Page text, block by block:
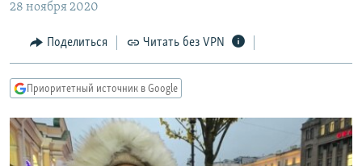
навигации
Вернутся
поиску
КУЛЬТУРА
IDEL.РЕАЛИИ
СЕВЕР.РЕАЛИИ
СИБИРЬ.РЕАЛИИ
РАСПИСАНИЕ ВЕЩАНИЯ
28 ноября 2020
Поделиться Читать без VPN
Приоритетный источник в Google